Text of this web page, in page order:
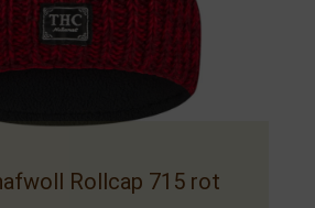
Rollcap 715 rot